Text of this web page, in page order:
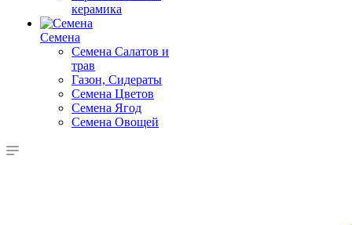
керамика
Семена
Семена Салатов и
трав
Газон, Сидераты
Семена Цветов
Семена Ягод
Семена Овощей